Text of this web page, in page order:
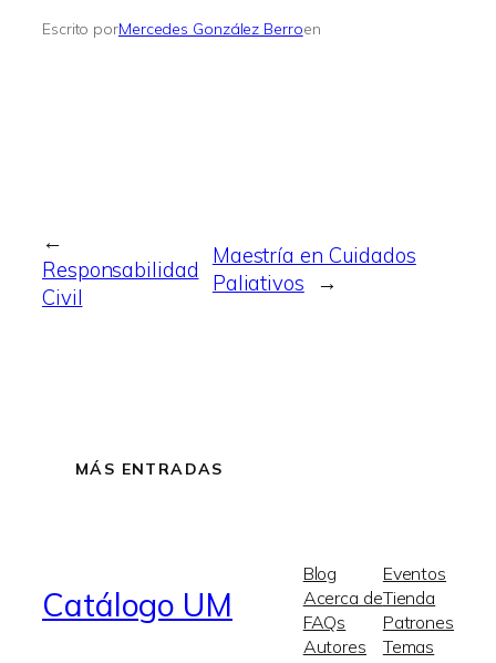
Escrito porMercedes González Berroen
←
Responsabilidad
Civil
Maestría en Cuidados
Paliativos
→
MÁS ENTRADAS
Catálogo UM
Blog
Acerca de
FAQs
Autores
Eventos
Tienda
Patrones
Temas